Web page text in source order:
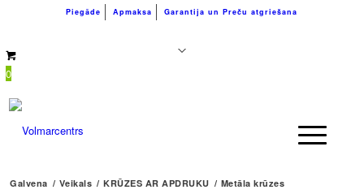
Piegāde Apmaksa Garantija un Preču atgriešana
0
Galvena / Veikals / KRŪZES AR APDRUKU / Metāla krūzes